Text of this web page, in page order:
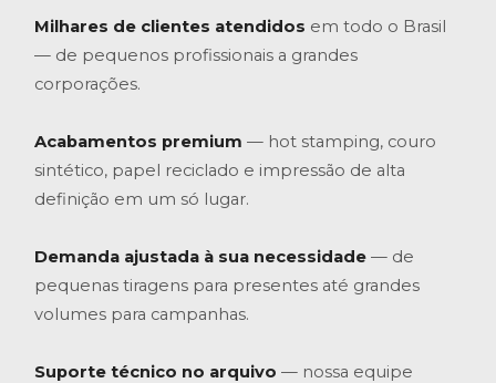
Milhares de clientes atendidos em todo o Brasil
— de pequenos profissionais a grandes
corporações.
Acabamentos premium — hot stamping, couro
sintético, papel reciclado e impressão de alta
definição em um só lugar.
Demanda ajustada à sua necessidade — de
pequenas tiragens para presentes até grandes
volumes para campanhas.
Suporte técnico no arquivo — nossa equipe